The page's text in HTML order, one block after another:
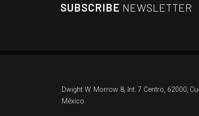
SUBSCRIBE NEWSLETTER
Dwight W. Morrow 8, Int. 7 Centro, 62000,
México.